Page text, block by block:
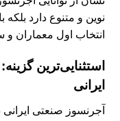
نوین و متنوع دارد
انتخاب اول معماران
استثنایی‌ترین
ایرانی
آجرنسوز صنعتی ایرانی